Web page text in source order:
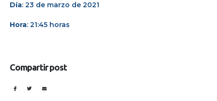
Día: 23 de marzo de 2021
Hora: 21:45 horas
Compartir post